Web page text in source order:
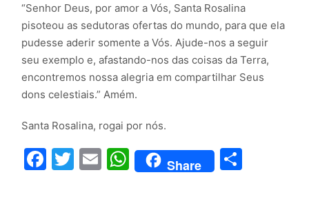
“Senhor Deus, por amor a Vós, Santa Rosalina
pisoteou as sedutoras ofertas do mundo, para que ela
pudesse aderir somente a Vós. Ajude-nos a seguir
seu exemplo e, afastando-nos das coisas da Terra,
encontremos nossa alegria em compartilhar Seus
dons celestiais.” Amém.
Santa Rosalina, rogai por nós.
Facebook
Twitter
EmailWhatsApp
Share